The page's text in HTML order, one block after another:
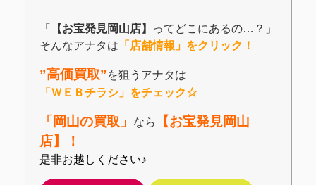
「 【お宝発見岡山店】
ってどこにあるの…？」
そんなアナタは 「店舗情報」をクリック！
”高価買取”を狙うアナタは
「ＷＥＢチラシ」をチェック☆
「岡山の買取」 なら
【お宝発見岡山
店】！
是非お越しください♪